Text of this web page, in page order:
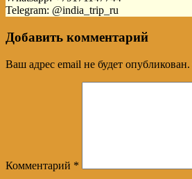
Telegram: @india_trip_ru
Добавить комментарий
Ваш адрес email не будет опубликован.
Комментарий *